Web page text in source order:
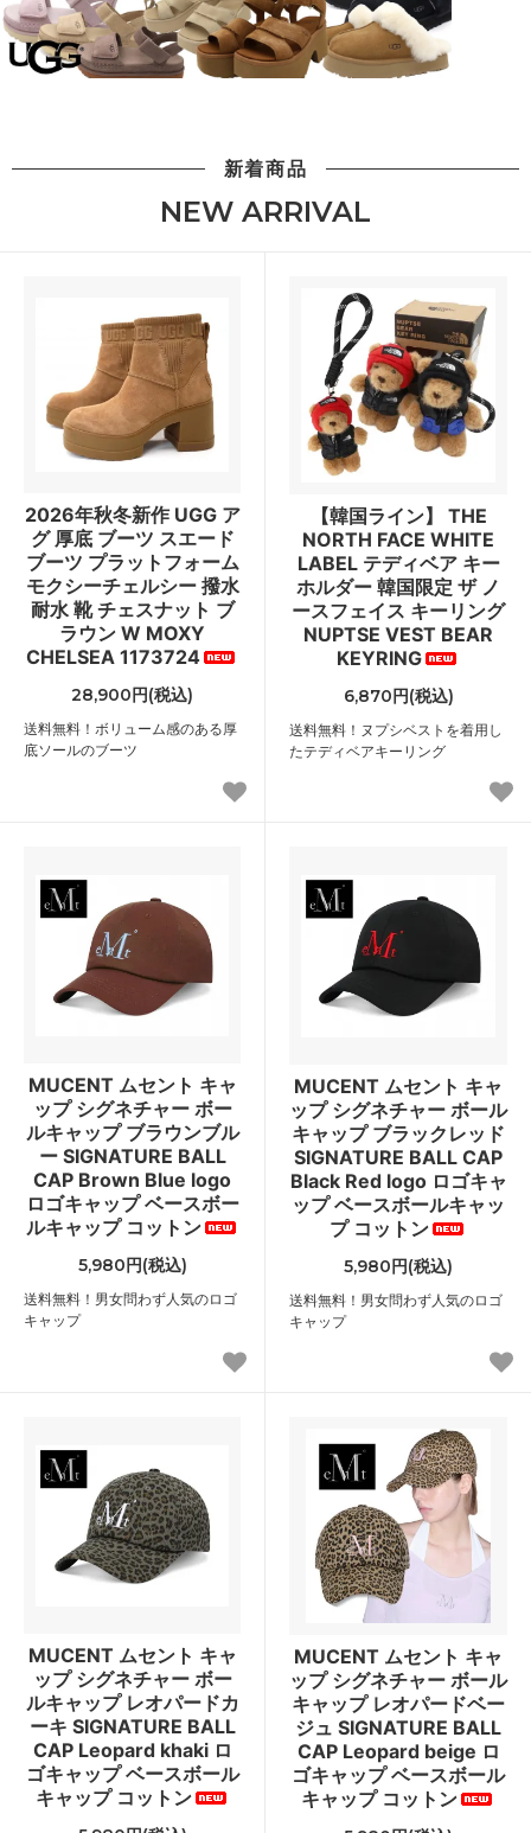
新着商品
NEW ARRIVAL
2026年秋冬新作 UGG ア
グ 厚底 ブーツ スエード
ブーツ プラットフォーム
モクシーチェルシー 撥水
耐水 靴 チェスナット ブ
ラウン W MOXY
CHELSEA 1173724
28,900円(税込)
送料無料！ボリューム感のある厚
底ソールのブーツ
【韓国ライン】 THE
NORTH FACE WHITE
LABEL テディベア キー
ホルダー 韓国限定 ザ ノ
ースフェイス キーリング
NUPTSE VEST BEAR
KEYRING
6,870円(税込)
送料無料！ヌプシベストを着用し
たテディベアキーリング
MUCENT ムセント キャ
ップ シグネチャー ボー
ルキャップ ブラウンブル
ー SIGNATURE BALL
CAP Brown Blue logo
ロゴキャップ ベースボー
ルキャップ コットン
5,980円(税込)
送料無料！男女問わず人気のロゴ
キャップ
MUCENT ムセント キャ
ップ シグネチャー ボール
キャップ ブラックレッド
SIGNATURE BALL CAP
Black Red logo ロゴキャ
ップ ベースボールキャッ
プ コットン
5,980円(税込)
送料無料！男女問わず人気のロゴ
キャップ
MUCENT ムセント キャ
ップ シグネチャー ボー
ルキャップ レオパードカ
ーキ SIGNATURE BALL
CAP Leopard khaki ロ
ゴキャップ ベースボール
キャップ コットン
MUCENT ムセント キャ
ップ シグネチャー ボール
キャップ レオパードベー
ジュ SIGNATURE BALL
CAP Leopard beige ロ
ゴキャップ ベースボール
キャップ コットン